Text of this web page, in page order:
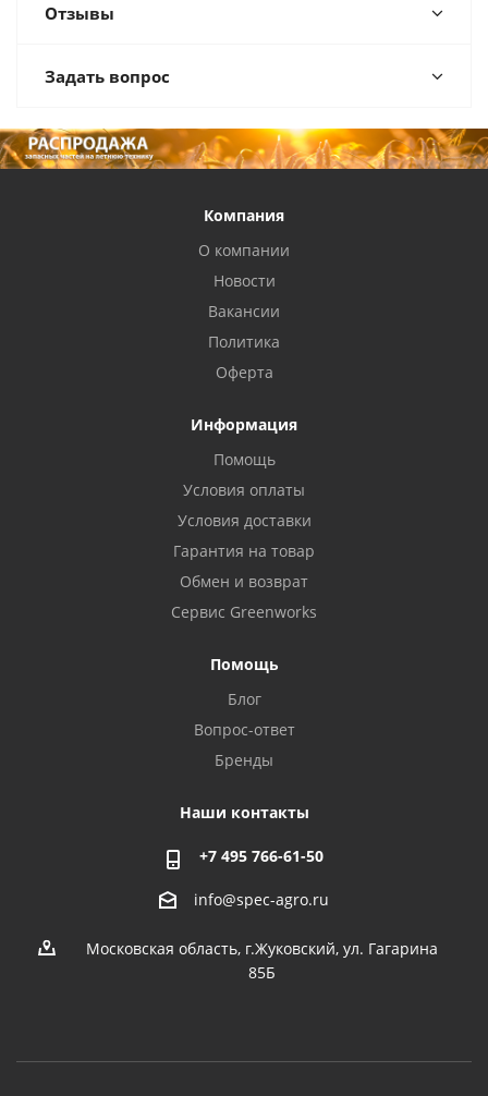
Отзывы
Задать вопрос
Компания
О компании
Новости
Вакансии
Политика
Оферта
Информация
Помощь
Условия оплаты
Условия доставки
Гарантия на товар
Обмен и возврат
Сервис Greenworks
Помощь
Блог
Вопрос-ответ
Бренды
Наши контакты
+7 495 766-61-50
info@spec-agro.ru
Московская область, г.Жуковский, ул. Гагарина
85Б